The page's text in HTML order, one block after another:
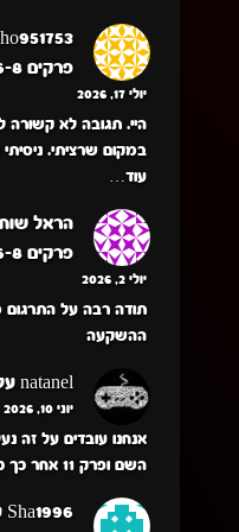
פרקים 6-8
יולי 17, 2026
היי. תגובה לא קשורה
במקום שרציתי.
עוד…
הראל
פרקים 6-8
יולי 2, 2026
תודה רבה על
ההשקעה
natanel
יוני 10, 2026
השם ופרק 11 אחר כך כי הוא פרק של…
Sha1996